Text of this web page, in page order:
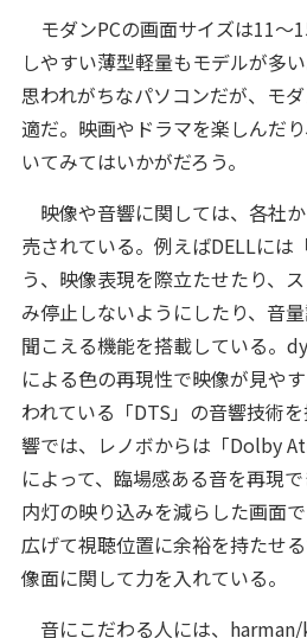
モダンPCの画面サイズは11〜
しやすい薄型軽量もモデルが多
思われがちなパソコンだが、モ
適だ。映画やドラマを楽しんだ
いてみてはいかがだろう。
映像や音響に関しては、各社
売されている。例えばDELLには
う、映像表現を際立たせたり、
み停止しないようにしたり、音
聞こえる機能を搭載している。
による色の再現性で映像が見や
われている「DTS」の音響技術
響では、レノボからは「Dolby
によって、臨場感ある音を再現
内灯の映り込みを減らした画面
広げて視聴位置に余裕を持たせ
像面に関して力を入れている。
音にこだわる人には、